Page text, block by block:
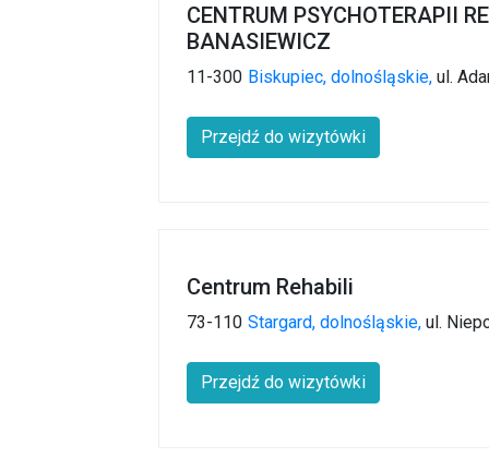
CENTRUM PSYCHOTERAPII
BANASIEWICZ
11-300 Biskupiec, dolnośląskie, ul.
Przejdź do wizytówki
Centrum Rehabili
73-110 Stargard, dolnośląskie, ul.
Przejdź do wizytówki